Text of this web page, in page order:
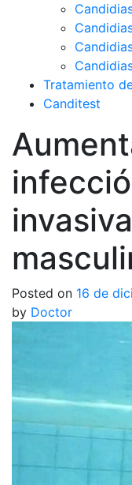
Tratamiento
Canditest
Posted on 16 de
by Doctor